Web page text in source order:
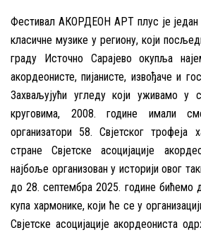
Фестивал АКОРДЕОН АРТ плус је један
класичне музике у региону, који
граду Источно Сарајево окупља
акордеонисте, пијанисте, извођаче и
Захваљујући угледу који уживамо у
круговима, 2008. године имали
организатори 58. Свјетског трофеја
стране Свјетске асоцијације
најбоље организован у историји овог
до 28. септембра 2025. године бићемо
купа хармонике, који ће се у
Свјетске асоцијације акордеониста